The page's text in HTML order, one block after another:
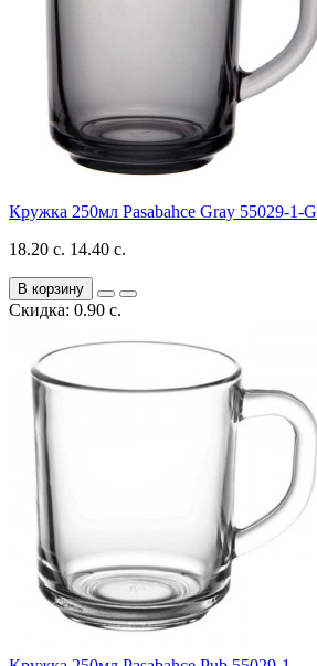
Кружка 250мл Pasabahce Gray 55029-1-G
18.20 с. 14.40 с.
В корзину
Скидка: 0.90 с.